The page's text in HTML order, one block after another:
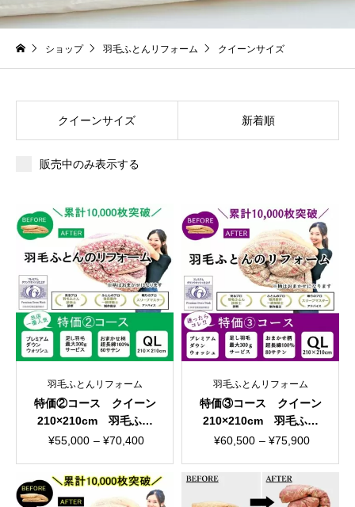
ショップ 羽毛ふとんリフォーム クイーンサイズ
クイーンサイズ 新着順
販売中のみ表示する
羽毛ふとんリフォーム
特価②コース クイーン
210×210cm 羽毛ふと
んリフォーム おまかせ
¥55,000 – ¥70,400
価
帯:
¥55,000
羽毛ふとんリフォーム
特価③コース クイーン
210×210cm 羽毛ふと
んリフォーム おまかせ
¥60,500 – ¥75,900
価
帯:
¥60,500